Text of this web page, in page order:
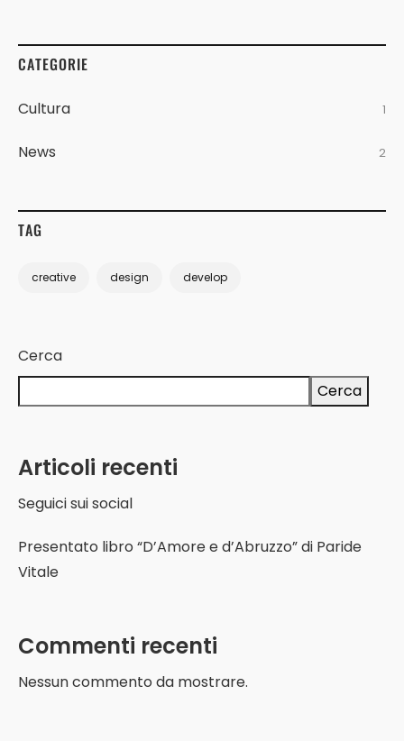
CATEGORIE
Cultura 1
News 2
TAG
creative design develop
Cerca
Cerca
Articoli recenti
Seguici sui social
Presentato libro “D’Amore e d’Abruzzo” di Paride
Vitale
Commenti recenti
Nessun commento da mostrare.